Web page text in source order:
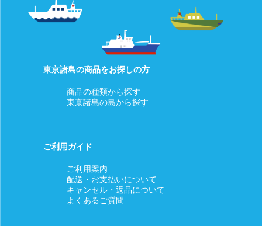
東京諸島の商品をお探しの方
商品の種類から探す
東京諸島の島から探す
ご利用ガイド
ご利用案内
配送・お支払いについて
キャンセル・返品について
よくあるご質問